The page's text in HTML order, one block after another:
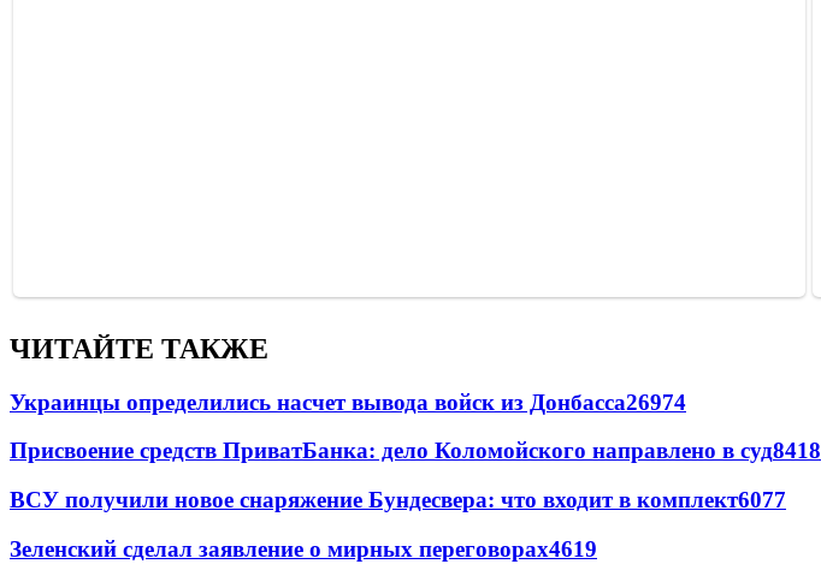
ЧИТАЙТЕ ТАКЖЕ
Украинцы определились насчет вывода войск из Донбасса26974
Присвоение средств ПриватБанка: дело Коломойского направлено в суд8418
ВСУ получили новое снаряжение Бундесвера: что входит в комплект6077
Зеленский сделал заявление о мирных переговорах4619